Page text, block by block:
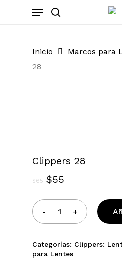
Menu
Inicio Marcos para
28
Clippers 28
$65 El
$55
actual
Categorías: Clippers:
para Lentes